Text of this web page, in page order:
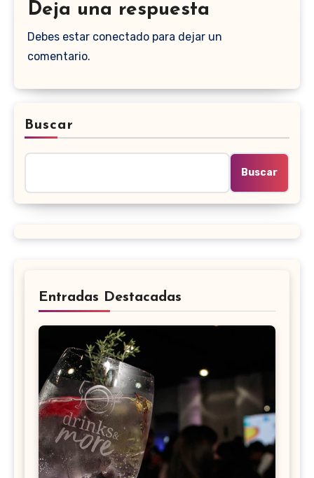
Deja una respuesta
Debes estar conectado para dejar un
comentario.
Buscar
Buscar
Entradas Destacadas